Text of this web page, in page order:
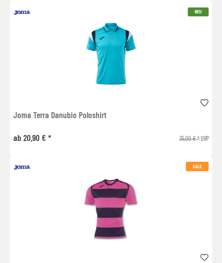
NEU
Joma Terra Danubio Poloshirt
ab 20,90 € * 35,00 € *UVP
SALE